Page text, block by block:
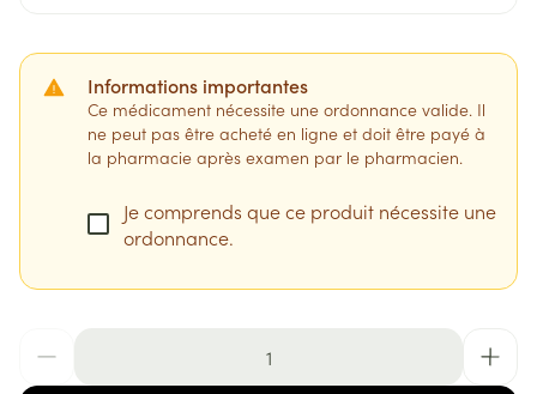
Informations importantes
Ce médicament nécessite une ordonnance valide. Il
ne peut pas être acheté en ligne et doit être payé à
la pharmacie après examen par le pharmacien.
Je comprends que ce produit nécessite une
ordonnance.